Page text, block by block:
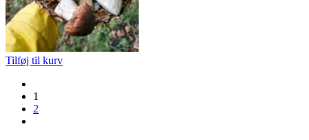
Tilføj til kurv
1
2